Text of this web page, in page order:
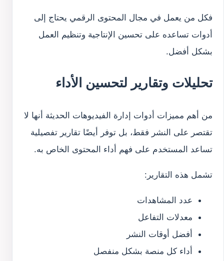
فكل من يعمل في مجال المحتوى الرقمي يحتاج إلى
أدوات تساعده على تحسين الإنتاجية وتنظيم العمل
بشكل أفضل.
تحليلات وتقارير لتحسين الأداء
من أهم مميزات أدوات إدارة الفيديوهات الحديثة أنها لا
تقتصر على النشر فقط، بل توفر أيضًا تقارير تفصيلية
تساعد المستخدم على فهم أداء المحتوى الخاص به.
تشمل هذه التقارير:
عدد المشاهدات
معدلات التفاعل
أفضل أوقات النشر
أداء كل منصة بشكل منفصل